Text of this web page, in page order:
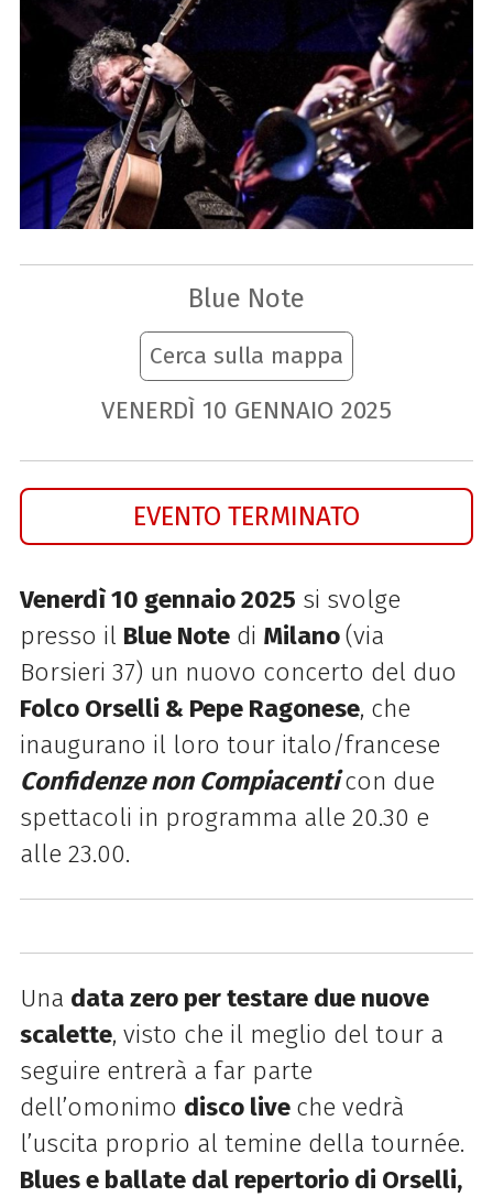
Blue Note
Cerca sulla mappa
VENERDÌ 10 GENNAIO 2025
EVENTO TERMINATO
Venerdì 10 gennaio 2025 si svolge
presso il Blue Note di Milano(via
Borsieri 37) un nuovo concerto del duo
Folco Orselli & Pepe Ragonese, che
inaugurano il loro tour italo/francese
Confidenze non Compiacenticon due
spettacoli in programma alle 20.30 e
alle 23.00.
Una data zero per testare due nuove
scalette, visto che il meglio del tour a
seguire entrerà a far parte
dell’omonimo disco live che vedrà
l’uscita proprio al temine della tournée.
Blues e ballate dal repertorio di Orselli,